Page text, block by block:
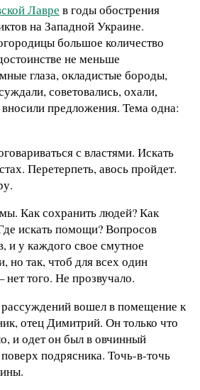
Лавре в годы обострения
на Западной Украине.
большое количество
не меньше
глаза, окладистые бороды,
советовались, охали,
предложения. Тема одна:
с властями. Искать
Перетерпеть, авось пройдет.
Как сохранить людей? Как
искать помощи? Вопросов
и у каждого свое смутное
но так, чтоб для всех один
того. Не прозвучало.
рассуждений вошел в помещение к
отец Димитрий. Он только что
и одет он был в овчинный
подрясника. Точь-в-точь